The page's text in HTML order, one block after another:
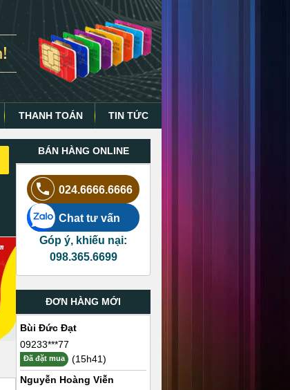
THANH TOÁN TIN TỨC
BÁN HÀNG ONLINE
024.6666.6666
Chat tư vấn
Góp ý, khiếu nại:
098.365.6699
ĐƠN HÀNG MỚI
Bùi Đức Đạt
09233***77
Đã đặt mua
(15h41)
Nguyễn Hoàng Viễn